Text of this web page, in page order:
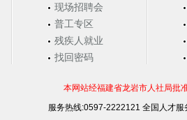
现场招聘会
普工专区
残疾人就业
找回密码
本网站经福建省龙岩市人社局批
服务热线:0597-2222121 全国人才